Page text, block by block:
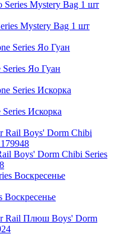
Mystery Bag 1 шт
Яо Гуан
Искорка
Boys' Dorm Chibi Series
Воскресенье